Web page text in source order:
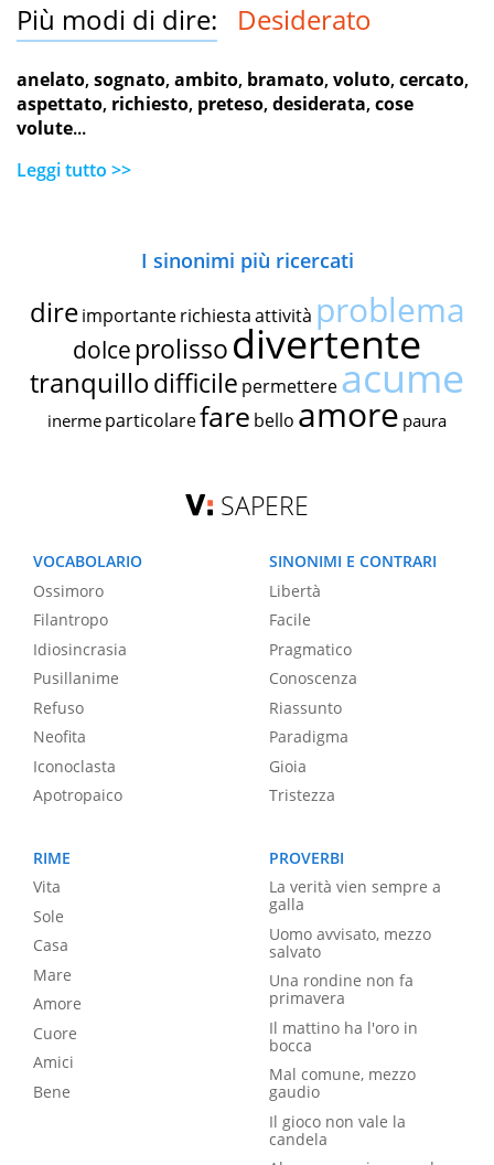
Più modi di dire: Desiderato
anelato,sognato,ambito, bramato,voluto,cercato,
aspettato, richiesto, preteso,desiderata,cose
volute...
Leggi tutto >>
I sinonimi più ricercati
dire importante richiestaattività problema
dolce prolissodivertente
tranquillodifficile permettereacume
inerme particolarefare bello amore paura
SAPERE
VOCABOLARIO
Ossimoro
Filantropo
Idiosincrasia
Pusillanime
Refuso
Neofita
Iconoclasta
Apotropaico
SINONIMI E CONTRARI
Libertà
Facile
Pragmatico
Conoscenza
Riassunto
Paradigma
Gioia
Tristezza
RIME
Vita
Sole
Casa
Mare
Amore
Cuore
Amici
Bene
PROVERBI
La verità vien sempre a
galla
Uomo avvisato, mezzo
salvato
Una rondine non fa
primavera
Il mattino ha l'oro in
bocca
Mal comune, mezzo
gaudio
Il gioco non vale la
candela